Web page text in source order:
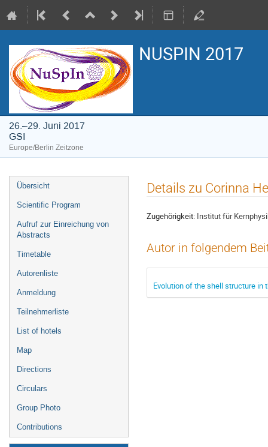
NUSPIN 2017
26.–29. Juni 2017
GSI
Europe/Berlin Zeitzone
Veranstaltungsmenü
Übersicht
Scientific Program
Aufruf zur Einreichung von
Abstracts
Timetable
Autorenliste
Anmeldung
Teilnehmerliste
List of hotels
Map
Directions
Circulars
Group Photo
Contributions
Details zu Corinna
Zugehörigkeit: Institut für
Autor in folgendem
Evolution of the shell structure in